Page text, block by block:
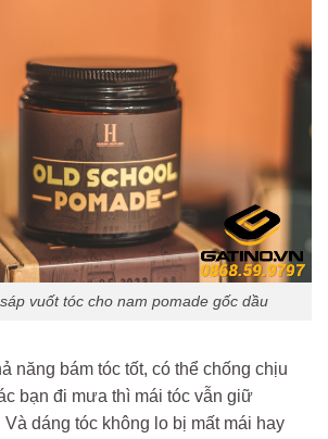
vuốt tóc cho nam pomade gốc dầu
năng bám tóc tốt, có thể chống chịu
bạn đi mưa thì mái tóc vẫn giữ
dáng tóc không lo bị mất mái hay